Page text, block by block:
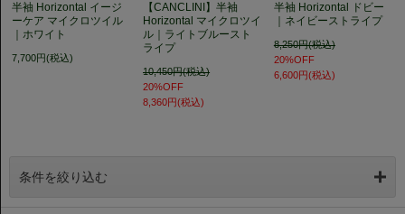
半袖 Horizontal イージ
ーケア マイクロツイル
｜ホワイト
7,700円(税込)
【CANCLINI】半袖
Horizontal マイクロツイ
ル｜ライトブルースト
ライプ
10,450円(税込)
20%OFF
8,360円(税込)
半袖 Horizontal ドビー
｜ネイビーストライプ
8,250円(税込)
20%OFF
6,600円(税込)
条件を絞り込む